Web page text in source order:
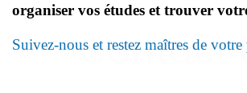
organiser vos études et trouver
Suivez-nous et restez maîtres de votre